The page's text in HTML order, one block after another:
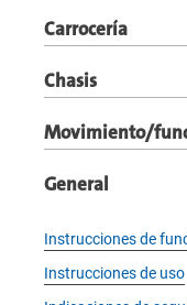
Carrocería
Chasis
Movimiento/
General
Instrucciones de
Instrucciones de uso